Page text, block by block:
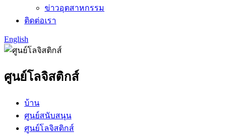
ข่าวอุตสาหกรรม
ติดต่อเรา
English
ศูนย์โลจิสติกส์
บ้าน
ศูนย์สนับสนุน
ศูนย์โลจิสติกส์